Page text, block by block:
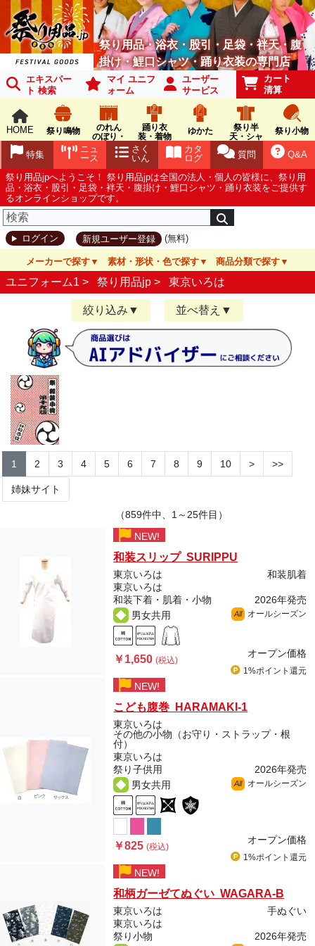
祭り用品・浴衣・股引・足袋・袢天・腹
掛け・鯉口シャツ・踊り衣装の専門店
エキスパー
ト 検索
マイ ユニフ
ォーム
ユーザー
サービス
カート
清算
HOME 祭り鳴物
のれん
のぼり・
踊り衣
装・着物
ゆかた
祭り半
天・シャ
祭り小物
Q&A
質問
カタ
ログ
さく
いん
ニュ
ース
特集
祭り用品jpへようこそ！ 祭り用品jpは全国の法人・個人の皆様に、祭り用
品・浴衣・股引・足袋・袢天・腹掛け・鯉口シャツ・踊り衣装をご提供す
るオンラインショップです。
ログイン 新規ユーザー登録 (無料)
メーカーで探す 素材・形状・色で探す 商品分類で探す
ユニフォーム1 > 祭り用品jp > 東京いろは
絞り込み 並べ替え
1 2 3 4 5 6 7 8 9 10 > >>
姉妹サイト
（859件中、1～25件目）
NEW!
和装スリップ SURIPPU
東京いろは
和装肌着
東京いろは
和装下着・肌着・小物
2026年発売
男女共用
All オールシーズン
￥1,650(税込)
オープン価格
1%ポイント 還元
NEW!
こども腹巻 HARAMAKI-1
東京いろは
その他の小物（お守り・ストラップ・根
付）
東京いろは
祭り子供用
2026年発売
男女共用
All オールシーズン
￥825(税込)
オープン価格
1%ポイント 還元
NEW!
和柄ガーゼてぬぐい WAGARA-B
東京いろは
手ぬぐい
東京いろは
祭り小物
2026年発売